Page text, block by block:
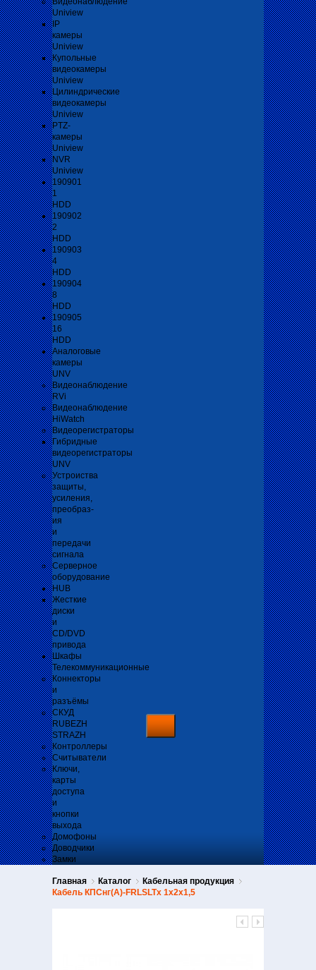
Uniview
IP
камеры
Uniview
Купольные
видеокамеры
Uniview
Цилиндрические
видеокамеры
Uniview
PTZ-
камеры
Uniview
NVR
Uniview
190901
1
HDD
190902
2
HDD
190903
4
HDD
190904
8
HDD
190905
16
HDD
Аналоговые
камеры
UNV
Видеонаблюдение
RVi
Видеонаблюдение
HiWatch
Видеорегистраторы
Гибридные
видеорегистраторы
UNV
Устроиства
защиты,
усиления,
преобраз-
ия
и
передачи
сигнала
Серверное
оборудование
HUB
Жесткие
диски
и
CD/DVD
привода
Шкафы
Телекоммуникационные
Коннекторы
и
разъёмы
СКУД
RUBEZH
STRAZH
Контроллеры
Считыватели
Ключи,
карты
доступа
и
кнопки
выхода
Домофоны
Доводчики
Замки
Главная Каталог
Кабельная продукция
Кабель КПСнг(А)-FRLSLTx 1х2х1,5